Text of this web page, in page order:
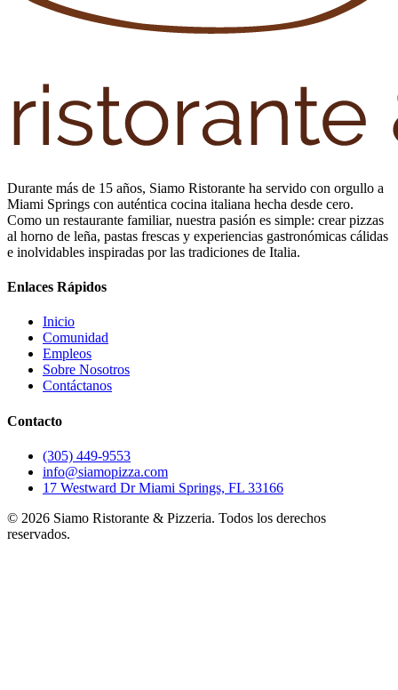
Durante más de 15 años, Siamo Ristorante ha servido con orgullo a
Miami Springs con auténtica cocina italiana hecha desde cero.
Como un restaurante familiar, nuestra pasión es simple: crear pizzas
al horno de leña, pastas frescas y experiencias gastronómicas cálidas
e inolvidables inspiradas por las tradiciones de Italia.
Enlaces Rápidos
Inicio
Comunidad
Empleos
Sobre Nosotros
Contáctanos
Contacto
(305) 449-9553
info@siamopizza.com
17 Westward Dr Miami Springs, FL 33166
© 2026 Siamo Ristorante & Pizzeria. Todos los derechos
reservados.